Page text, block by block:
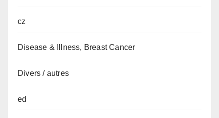
cz
Disease & Illness, Breast Cancer
Divers / autres
ed